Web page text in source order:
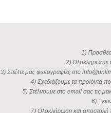
1)
2) Ολοκληρώστε
3) Στείλτε μας φωτογραφίες στο
4) Σχεδιάζουμε τα προιόντα
5) Στέλνουμε στο email σας τις
6)
7) Ολοκλήρωση και αποστολή